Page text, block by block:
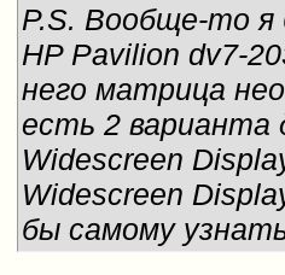
P.S. Вообще-то я
HP Pavilion dv7-
него матрица
есть 2 варианта
Widescreen
Widescreen
бы самому